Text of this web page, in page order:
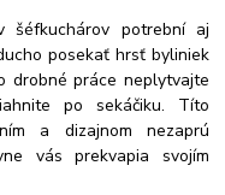
šéfkuchárov potrební aj
posekať hrsť byliniek
drobné práce neplytvajte
po sekáčiku. Títo
a dizajnom nezaprú
vás prekvapia svojím